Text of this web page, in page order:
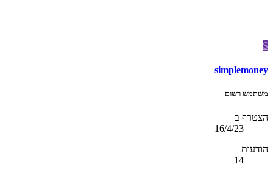
S
simplemoney
משתמש רשום
הצטרף ב
16/4/23
הודעות
14